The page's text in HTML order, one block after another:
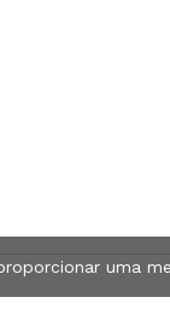
uma